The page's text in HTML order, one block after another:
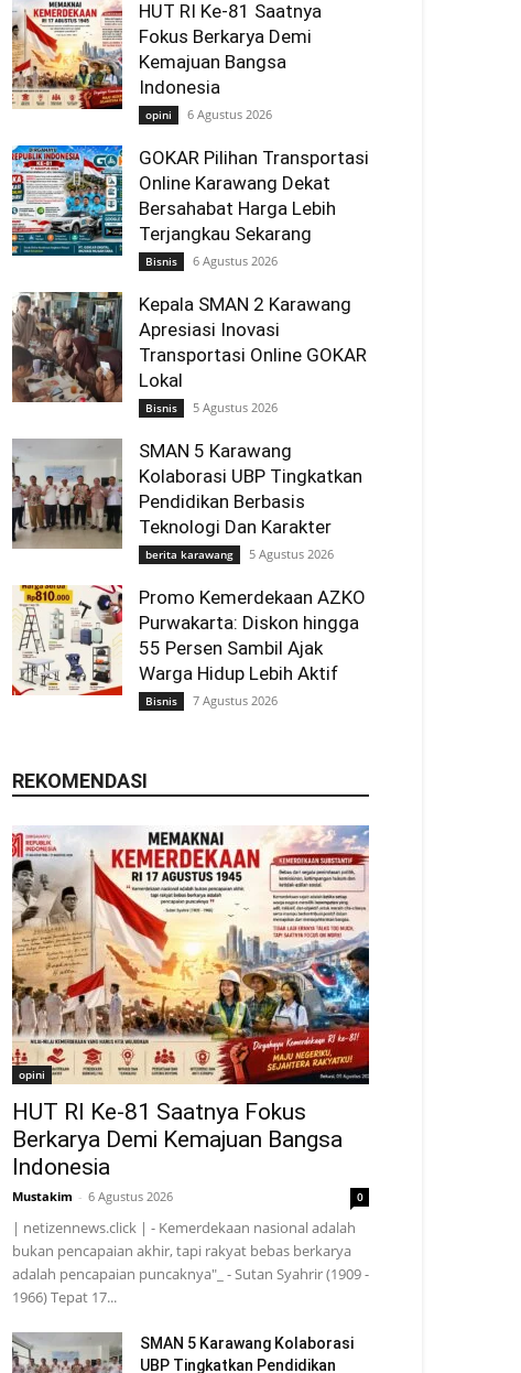
HUT RI Ke-81 Saatnya
Fokus Berkarya Demi
Kemajuan Bangsa
Indonesia
opini 6 Agustus 2026
GOKAR Pilihan Transportasi
Online Karawang Dekat
Bersahabat Harga Lebih
Terjangkau Sekarang
Bisnis 6 Agustus 2026
Kepala SMAN 2 Karawang
Apresiasi Inovasi
Transportasi Online GOKAR
Lokal
Bisnis 5 Agustus 2026
SMAN 5 Karawang
Kolaborasi UBP Tingkatkan
Pendidikan Berbasis
Teknologi Dan Karakter
berita karawang 5 Agustus 2026
Promo Kemerdekaan AZKO
Purwakarta: Diskon hingga
55 Persen Sambil Ajak
Warga Hidup Lebih Aktif
Bisnis 7 Agustus 2026
REKOMENDASI
opini
HUT RI Ke-81 Saatnya Fokus
Berkarya Demi Kemajuan Bangsa
Indonesia
Mustakim - 6 Agustus 2026 0
| netizennews.click | - Kemerdekaan nasional adalah
bukan pencapaian akhir, tapi rakyat bebas berkarya
adalah pencapaian puncaknya"_ - Sutan Syahrir (1909 -
1966) Tepat 17...
SMAN 5 Karawang Kolaborasi
UBP Tingkatkan Pendidikan